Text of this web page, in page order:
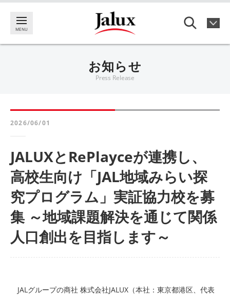
お知らせ
Press Release
2026/06/01
JALUXとRePlayceが連携し、
高校生向け「JAL地域みらい探
究プログラム」実証協力校を募
集 ～地域課題解決を通じて関係
人口創出を目指します～
JALグループの商社 株式会社JALUX（本社：東京都港区、代表